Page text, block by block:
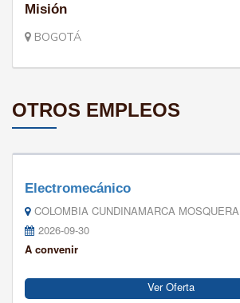
Misión
BOGOTÁ
OTROS EMPLEOS
Electromecánico
COLOMBIA CUNDINAMARCA MOSQUERA
2026-09-30
A convenir
Ver Oferta